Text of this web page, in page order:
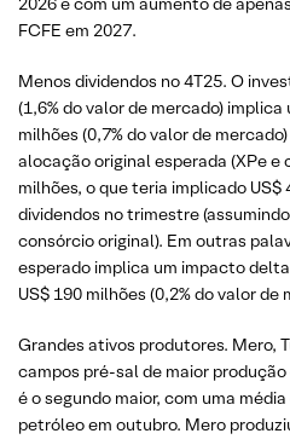
FCFE em 2027.
Menos dividendos no 4T25. O
(1,6% do valor de mercado)
milhões (0,7% do valor de
alocação original esperada (XPe e
milhões, o que teria implicado US$
dividendos no trimestre
consórcio original). Em outras
esperado implica um impacto
US$ 190 milhões (0,2% do valor de
Grandes ativos produtores. Mero,
campos pré-sal de maior
é o segundo maior, com uma
petróleo em outubro. Mero